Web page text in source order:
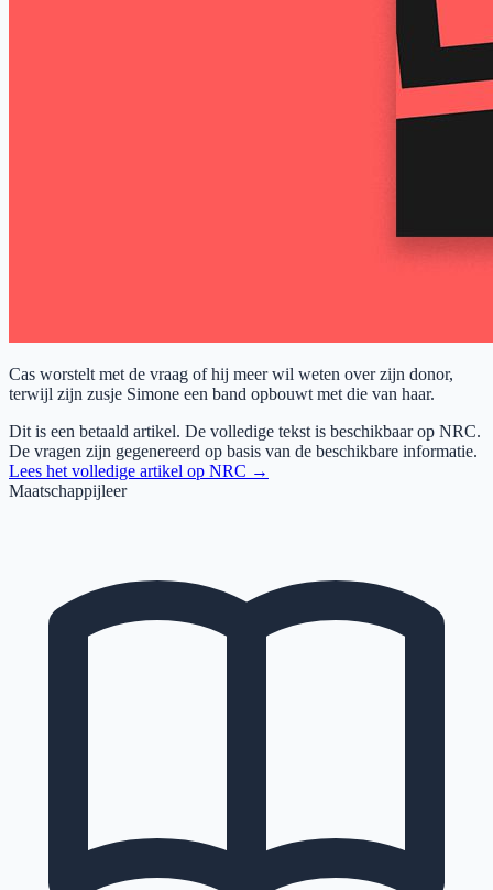
Cas worstelt met de vraag of hij meer wil weten over zijn donor,
terwijl zijn zusje Simone een band opbouwt met die van haar.
Dit is een betaald artikel. De volledige tekst is beschikbaar op NRC.
De vragen zijn gegenereerd op basis van de beschikbare informatie.
Lees het volledige artikel op NRC →
Maatschappijleer